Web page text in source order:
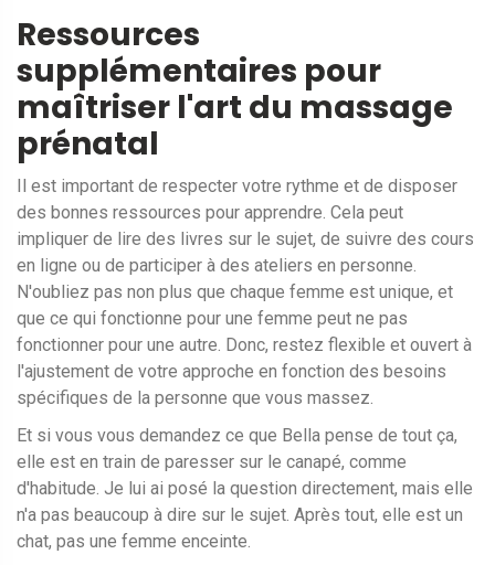
Ressources
supplémentaires pour
maîtriser l'art du massage
prénatal
Il est important de respecter votre rythme et de disposer
des bonnes ressources pour apprendre. Cela peut
impliquer de lire des livres sur le sujet, de suivre des cours
en ligne ou de participer à des ateliers en personne.
N'oubliez pas non plus que chaque femme est unique, et
que ce qui fonctionne pour une femme peut ne pas
fonctionner pour une autre. Donc, restez flexible et ouvert à
l'ajustement de votre approche en fonction des besoins
spécifiques de la personne que vous massez.
Et si vous vous demandez ce que Bella pense de tout ça,
elle est en train de paresser sur le canapé, comme
d'habitude. Je lui ai posé la question directement, mais elle
n'a pas beaucoup à dire sur le sujet. Après tout, elle est un
chat, pas une femme enceinte.